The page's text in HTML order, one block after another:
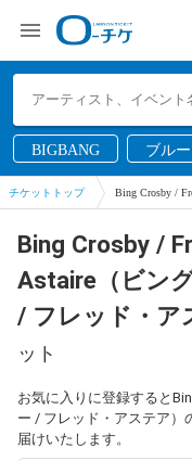
BIGBANG ブル
チケットトップ Bing Crosby /
Bing Crosby /
Astaire（ビン
/ フレッド・ア
ット
お気に入りに登録すると
ー / フレッド・アステア）
届けいたします。